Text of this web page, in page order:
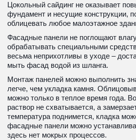
Цокольный сайдинг не оказывает
фундамент и несущие конструкции,
облицевать любое малоэтажное
Фасадные панели не поглощают
обрабатывать специальными
весьма неприхотливы в уходе –
мыть фасад водой из шланга.
Монтаж панелей можно выполнить
легче, чем укладка камня.
можно только в теплое время года.
раствор не схватывается, а
температура поднимется, кладка
фасадные панели можно
здесь нет мокрых процессов.